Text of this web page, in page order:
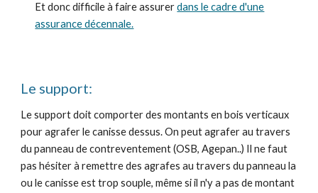
Et donc difficile à faire assurerdans le cadre d'une
assurance décennale.
Le support:
Le support doit comporter des montants en bois verticaux
pour agrafer le canisse dessus. On peut agrafer au travers
du panneau de contreventement (OSB, Agepan..) Il ne faut
pas hésiter à remettre des agrafes au travers du panneau la
ou le canisse est trop souple, même si il n'y a pas de montant